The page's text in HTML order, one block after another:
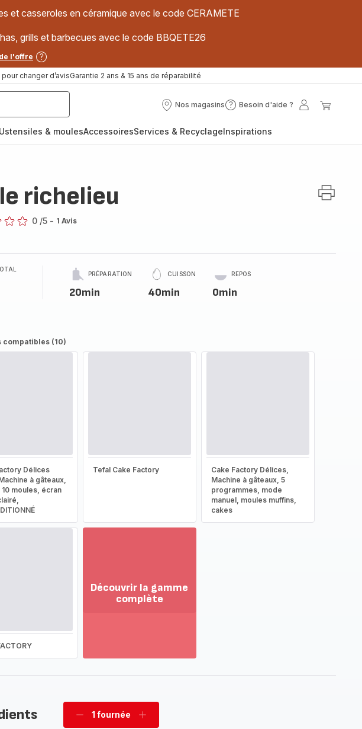
et casseroles en céramique avec le code CERAMETE
grills et barbecues avec le code BBQETE26
l'offre
changer d’avisGarantie 2 ans & 15 ans de réparabilité
Nos magasins
Nos
Besoin d'aide ?
Besoin
?
Mon
& moulesAccessoiresServices & RecyclageInspirations
richelieu
0 /5 - 1 Avis
PRÉPARATION
20min
CUISSON
40min
REPOS
0min
compatibles (10)
Délices
à gâteaux,
moules, écran
Tefal Cake Factory
Cake Factory Délices,
Machine à gâteaux, 5
programmes, mode
manuel, moules muffins,
cakes
Découvrir la gamme
complète
la
Supprimer
1 fournée
Ajouter